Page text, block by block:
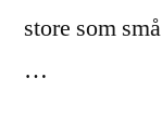
store som
…